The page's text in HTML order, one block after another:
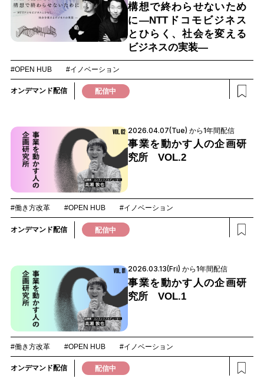
構想で終わらせないため
に―NTTドコモビジネス
とひらく、社会を変える
ビジネスの実装―
#OPEN HUB #イノベーション
オンデマンド配信 配信中
2026.04.07(Tue) から1年間配信
事業を動かす人の企画研
究所 VOL.2
#働き方改革 #OPEN HUB #イノベーション
オンデマンド配信 配信中
2026.03.13(Fri) から1年間配信
事業を動かす人の企画研
究所 VOL.1
#働き方改革 #OPEN HUB #イノベーション
オンデマンド配信 配信中